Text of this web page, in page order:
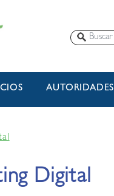
AUTORIDADES
Digital